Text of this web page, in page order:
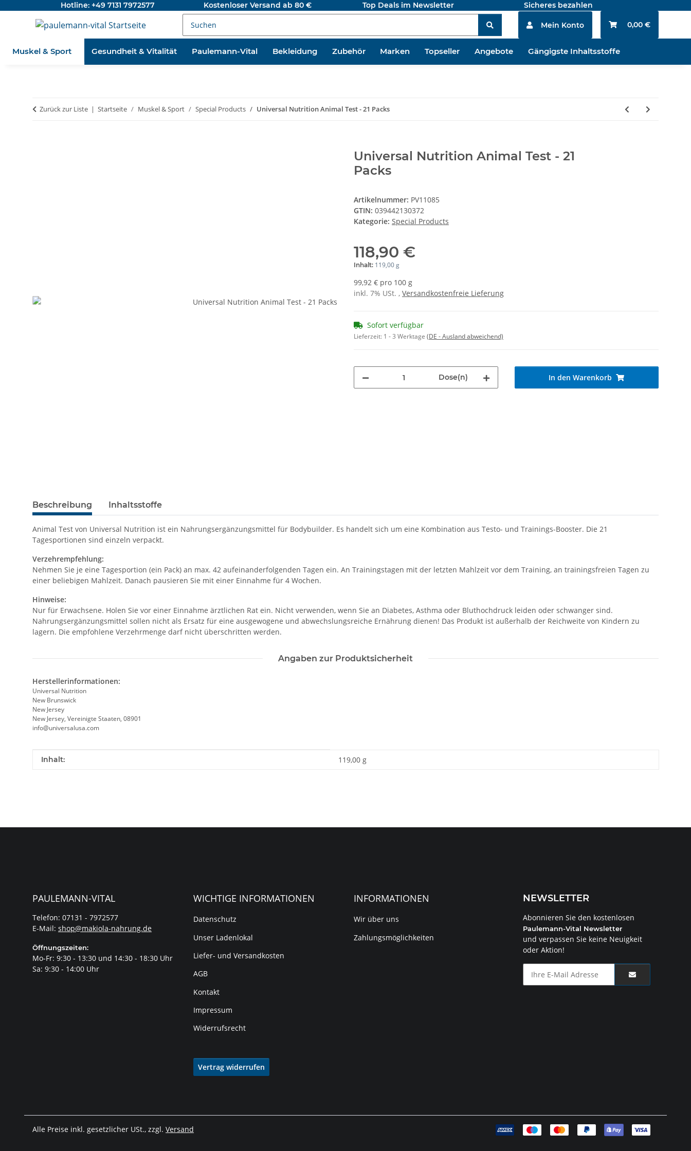
Hotline: +49 7131 7972577 Kostenloser Versand ab 80 € Top Deals im Newsletter Sicheres bezahlen
Mein Konto 0,00 €
Muskel & Sport Gesundheit & Vitalität Paulemann-Vital Bekleidung Zubehör Marken Topseller Angebote Gängigste Inhaltsstoffe
Zurück zur Liste Startseite Muskel & Sport Special Products Universal Nutrition Animal Test - 21 Packs
Universal Nutrition Animal Test - 21
Packs
Artikelnummer: PV11085
GTIN: 039442130372
Kategorie: Special Products
118,90 €
Inhalt: 119,00 g
99,92 € pro 100 g
inkl. 7% USt. , Versandkostenfreie Lieferung
Sofort verfügbar
Lieferzeit: 1 - 3 Werktage (DE - Ausland abweichend)
Dose(n) In den Warenkorb
Beschreibung Inhaltsstoffe
Animal Test von Universal Nutrition ist ein Nahrungsergänzungsmittel für Bodybuilder. Es handelt sich um eine Kombination aus Testo- und Trainings-Booster. Die 21
Tagesportionen sind einzeln verpackt.
Verzehrempfehlung:
Nehmen Sie je eine Tagesportion (ein Pack) an max. 42 aufeinanderfolgenden Tagen ein. An Trainingstagen mit der letzten Mahlzeit vor dem Training, an trainingsfreien Tagen zu
einer beliebigen Mahlzeit. Danach pausieren Sie mit einer Einnahme für 4 Wochen.
Hinweise:
Nur für Erwachsene. Holen Sie vor einer Einnahme ärztlichen Rat ein. Nicht verwenden, wenn Sie an Diabetes, Asthma oder Bluthochdruck leiden oder schwanger sind.
Nahrungsergänzungsmittel sollen nicht als Ersatz für eine ausgewogene und abwechslungsreiche Ernährung dienen! Das Produkt ist außerhalb der Reichweite von Kindern zu
lagern. Die empfohlene Verzehrmenge darf nicht überschritten werden.
Angaben zur Produktsicherheit
Herstellerinformationen:
Universal Nutrition
New Brunswick
New Jersey
New Jersey, Vereinigte Staaten, 08901
info@universalusa.com
Produkteigenschaft
Wert
Inhalt: 119,00 g
PAULEMANN-VITAL
Telefon: 07131 - 7972577
E-Mail: shop@makiola-nahrung.de
Öffnungszeiten:
Mo-Fr: 9:30 - 13:30 und 14:30 - 18:30 Uhr
Sa: 9:30 - 14:00 Uhr
WICHTIGE INFORMATIONEN
Datenschutz
Unser Ladenlokal
Liefer- und Versandkosten
AGB
Kontakt
Impressum
Widerrufsrecht
Vertrag widerrufen
INFORMATIONEN
Wir über uns
Zahlungsmöglichkeiten
NEWSLETTER
Abonnieren Sie den kostenlosen
Paulemann-Vital Newsletter
und verpassen Sie keine Neuigkeit
oder Aktion!
Alle Preise inkl. gesetzlicher USt., zzgl. Versand